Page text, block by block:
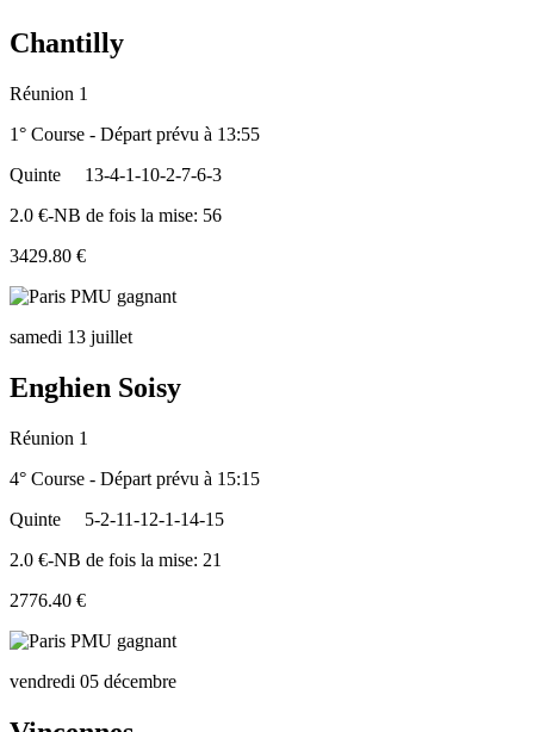
Chantilly
Réunion 1
1° Course - Départ prévu à 13:55
Quinte
13-4-1-10-2-7-6-3
2.0 €-NB de fois la mise: 56
3429.80 €
samedi 13 juillet
Enghien Soisy
Réunion 1
4° Course - Départ prévu à 15:15
Quinte
5-2-11-12-1-14-15
2.0 €-NB de fois la mise: 21
2776.40 €
vendredi 05 décembre